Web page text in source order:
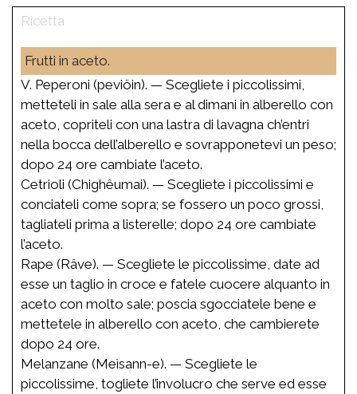
Frutti in aceto.
V. Peperoni (peviöin). — Scegliete i piccolissimi,
metteteli in sale alla sera e al dimani in alberello con
aceto, copriteli con una lastra di lavagna ch’entri
nella bocca dell’alberello e sovrapponetevi un peso;
dopo 24 ore cambiate l’aceto.
Cetrioli (Chighêumai). — Scegliete i piccolissimi e
conciateli come sopra; se fossero un poco grossi,
tagliateli prima a listerelle; dopo 24 ore cambiate
l’aceto.
Rape (Râve). — Scegliete le piccolissime, date ad
esse un taglio in croce e fatele cuocere alquanto in
aceto con molto sale; poscia sgocciatele bene e
mettetele in alberello con aceto, che cambierete
dopo 24 ore.
Melanzane (Meìsann-e). — Scegliete le
piccolissime, togliete l’involucro che serve ed esse